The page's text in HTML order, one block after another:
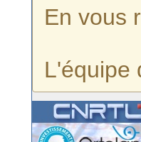
En vous
L'équipe